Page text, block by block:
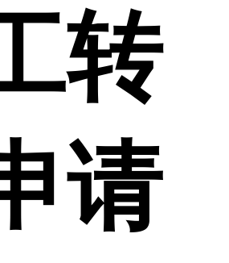
转
请